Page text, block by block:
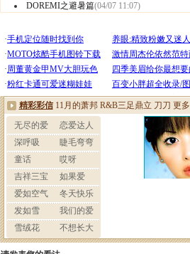
DOREMI之避暑篇(04/07 11:07)